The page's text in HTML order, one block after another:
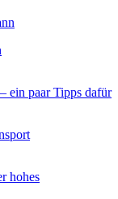
ein paar Tipps dafür
hohes